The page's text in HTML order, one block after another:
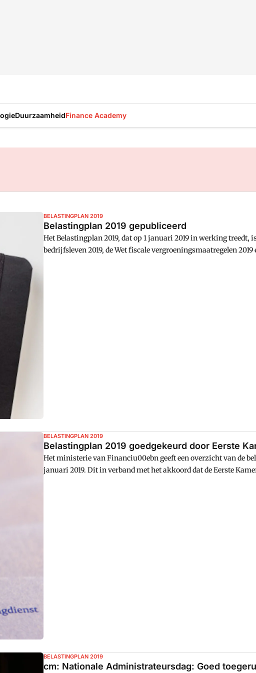
DuurzaamheidFinance Academy
BELASTINGPLAN 2019
Belastingplan 2019 gepubliceerd
Het Belastingplan 2019, dat op 1 januari 2019 in werking treedt,
bedrijfsleven 2019, de Wet fiscale vergroeningsmaatregelen
BELASTINGPLAN 2019
Belastingplan 2019 goedgekeurd door Eerste
Het ministerie van Financiu00ebn geeft een overzicht van de
januari 2019. Dit in verband met het akkoord dat de Eerste
BELASTINGPLAN 2019
cm: Nationale Administrateursdag: Goed